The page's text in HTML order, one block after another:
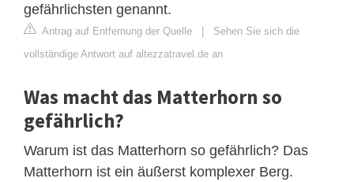
gefährlichsten genannt.
Antrag auf Entfernung der Quelle | Sehen Sie sich die
vollständige Antwort auf altezzatravel.de an
Was macht das Matterhorn so
gefährlich?
Warum ist das Matterhorn so gefährlich? Das
Matterhorn ist ein äußerst komplexer Berg.